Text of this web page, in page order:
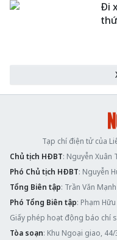
Đi
Tạp chí điện tử của
Chủ tịch HĐBT: Nguyễn Xuân
Phó Chủ tịch HĐBT: Nguyễn
Tổng Biên tập: Trần Văn Mạnh
Phó Tổng Biên tập: Phạm
Giấy phép hoạt động báo chí
Tòa soạn: Khu Ngoại giao,